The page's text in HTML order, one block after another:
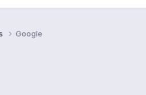
Google